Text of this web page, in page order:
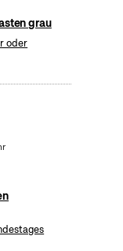
grau
oder